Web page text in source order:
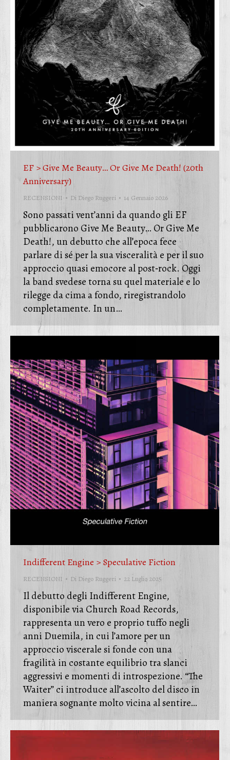
EF > Give Me Beauty… Or Give Me Death! (20th
Anniversary)
RECENSIONI Di Diego Ruggeri 14 Gennaio 2026
Sono passati vent’anni da quando gli EF
pubblicarono Give Me Beauty… Or Give Me
Death!, un debutto che all’epoca fece
parlare di sé per la sua visceralità e per il suo
approccio quasi emocore al post‑rock. Oggi
la band svedese torna su quel materiale e lo
rilegge da cima a fondo, riregistrandolo
completamente. In un…
Indifferent Engine > Speculative Fiction
RECENSIONI Di Diego Ruggeri 22 Luglio 2025
Il debutto degli Indifferent Engine,
disponibile via Church Road Records,
rappresenta un vero e proprio tuffo negli
anni Duemila, in cui l’amore per un
approccio viscerale si fonde con una
fragilità in costante equilibrio tra slanci
aggressivi e momenti di introspezione. “The
Waiter” ci introduce all’ascolto del disco in
maniera sognante molto vicina al sentire…